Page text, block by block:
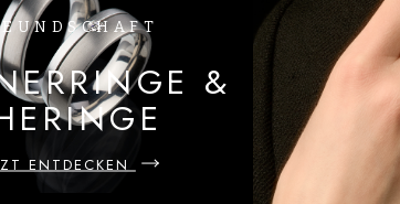
&
ENTDECKEN